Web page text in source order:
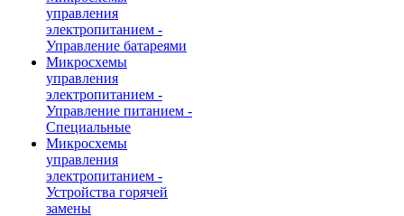
управления
электропитанием -
Управление батареями
Микросхемы
управления
электропитанием -
Управление питанием -
Специальные
Микросхемы
управления
электропитанием -
Устройства горячей
замены